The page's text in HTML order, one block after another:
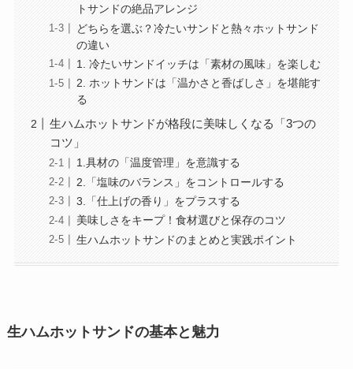
トサンドの絶品アレンジ
どちらを選ぶ？冷たいサンドと熱々ホットサンド
の違い
1. 冷たいサンドイッチは「素材の風味」を楽しむ
2. ホットサンドは「温かさと香ばしさ」を堪能す
る
生ハムホットサンドが格段に美味しくなる「3つの
コツ」
1.具材の「温度管理」を意識する
2.「塩味のバランス」をコントロールする
3.「仕上げの香り」をプラスする
美味しさをキープ！食材選びと保存のコツ
生ハムホットサンドのまとめと実践ポイント
生ハムホットサンドの基本と魅力